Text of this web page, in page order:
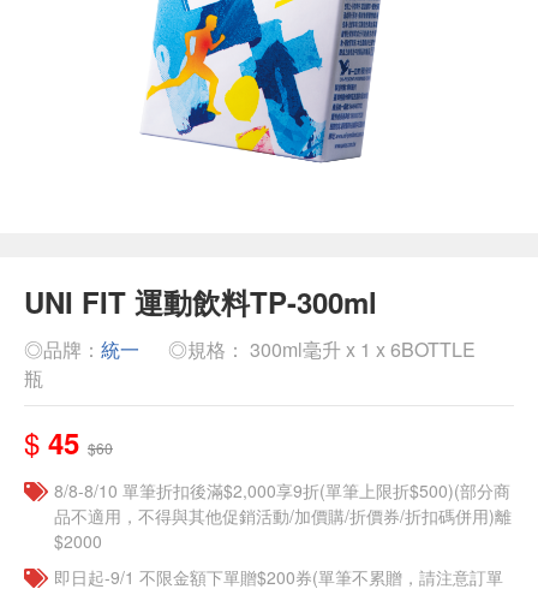
UNI FIT 運動飲料TP-300ml
◎品牌： 統一
◎規格： 300ml毫升 x 1 x 6BOTTLE
瓶
$ 45 $60
8/8-8/10 單筆折扣後滿$2,000享9折(單筆上限折$500)(部分商
品不適用，不得與其他促銷活動/加價購/折價券/折扣碼併用)離
$2000
即日起-9/1 不限金額下單贈$200券(單筆不累贈，請注意訂單